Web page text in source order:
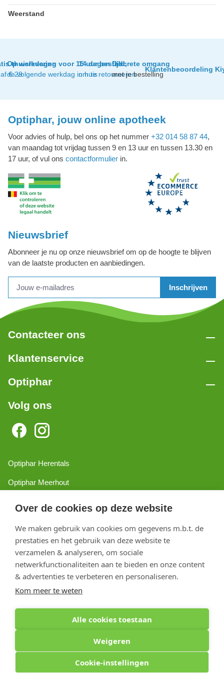
Over de cookies op deze website
We maken gebruik van cookies om gegevens m.b.t. de
prestaties en het gebruik van deze website te
verzamelen & analyseren, om sociale
netwerkfunctionaliteiten aan te bieden en onze content
& advertenties te verbeteren en personaliseren.
Kom meer te weten
Alle cookies toestaan
Weigeren
Cookie-instellingen
Weerstand
thuislevering
€ 29
Op werkdagen voor 15 uur besteld,
de volgende werkdag in huis
14 dagen tijd
om te retourneren
Discrete omgang
met je bestelling
Klantenbeoordeling
Optiphar, jouw online apotheek
Voor advies of hulp, bel ons op het nummer +32 014 58 87 44,
van maandag tot vrijdag tussen 9 en 13 uur en tussen 13.30 en
17 uur, of vul ons contactformulier in.
Nieuwsbrief
Abonneer je nu op onze nieuwsbrief om op de hoogte te blijven
van de laatste producten en aanbiedingen.
Inschrijven
Contacteer ons
Klantenservice
Optiphar
Volg ons
Optiphar Herentals
Optiphar Meerhout
Optiphar Turnhout
Copyright 2026 optiphar.com. Alle rechten voorbehouden